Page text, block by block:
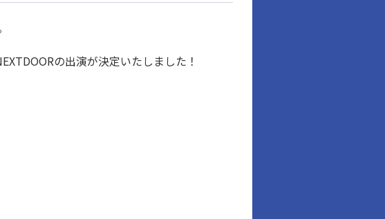
の出演が決定いたしました！